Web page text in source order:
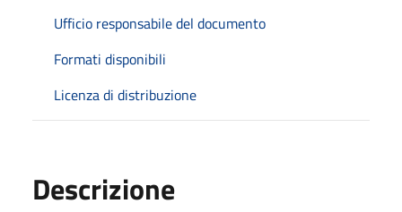
Ufficio responsabile del documento
Formati disponibili
Licenza di distribuzione
Descrizione